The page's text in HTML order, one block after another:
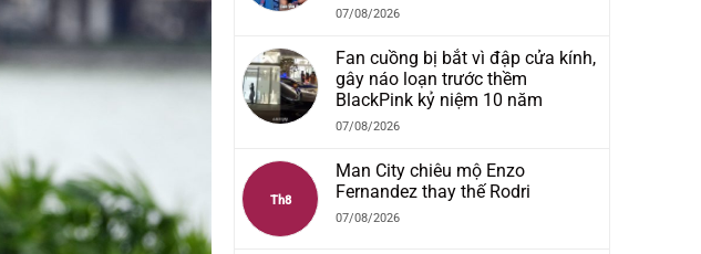
07/08/2026
Fan cuồng bị bắt vì đập cửa kính,
gây náo loạn trước thềm
BlackPink kỷ niệm 10 năm
07/08/2026
Th8
Man City chiêu mộ Enzo
Fernandez thay thế Rodri
07/08/2026